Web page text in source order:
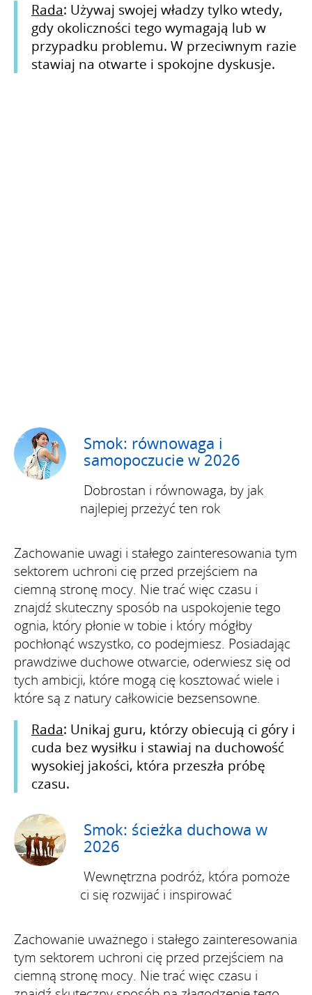
Rada: Używaj swojej władzy tylko wtedy,
gdy okoliczności tego wymagają lub w
przypadku problemu. W przeciwnym razie
stawiaj na otwarte i spokojne dyskusje.
Smok: równowaga i
samopoczucie w 2026
Dobrostan i równowaga, by jak
najlepiej przeżyć ten rok
Zachowanie uwagi i stałego zainteresowania tym
sektorem uchroni cię przed przejściem na
ciemną stronę mocy. Nie trać więc czasu i
znajdź skuteczny sposób na uspokojenie tego
ognia, który płonie w tobie i który mógłby
pochłonąć wszystko, co podejmiesz. Posiadając
prawdziwe duchowe otwarcie, oderwiesz się od
tych ambicji, które mogą cię kosztować wiele i
które są z natury całkowicie bezsensowne.
Rada: Unikaj guru, którzy obiecują ci góry i
cuda bez wysiłku i stawiaj na duchowość
wysokiej jakości, która przeszła próbę
czasu.
Smok: ścieżka duchowa w
2026
Wewnętrzna podróż, która pomoże
ci się rozwijać i inspirować
Zachowanie uważnego i stałego zainteresowania
tym sektorem uchroni cię przed przejściem na
ciemną stronę mocy. Nie trać więc czasu i